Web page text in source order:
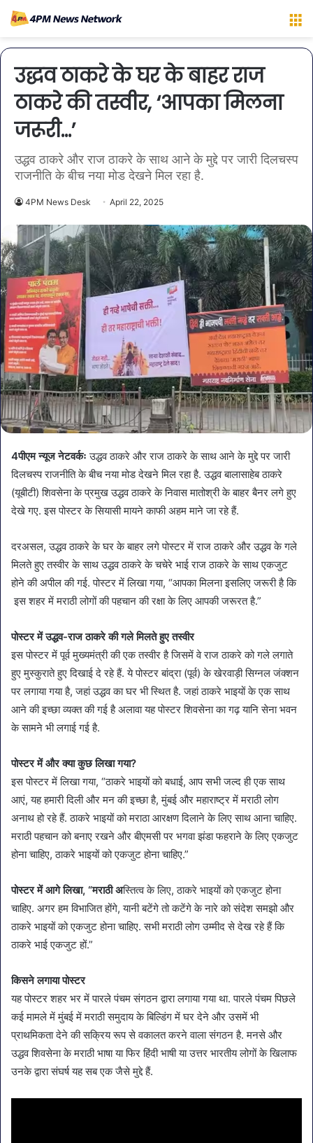
उद्धव ठाकरे के घर के बाहर राज
ठाकरे की तस्वीर, ‘आपका मिलना
जरूरी…’
उद्धव ठाकरे और राज ठाकरे के साथ आने के मुद्दे पर जारी दिलचस्प
राजनीति के बीच नया मोड देखने मिल रहा है.
4PM News Desk April 22, 2025
4पीएम न्यूज नेटवर्कः उद्धव ठाकरे और राज ठाकरे के साथ आने के मुद्दे पर जारी
दिलचस्प राजनीति के बीच नया मोड देखने मिल रहा है. उद्धव बालासाहेब ठाकरे
(यूबीटी) शिवसेना के प्रमुख उद्धव ठाकरे के निवास मातोश्री के बाहर बैनर लगे हुए
देखे गए. इस पोस्टर के सियासी मायने काफी अहम माने जा रहे हैं.
दरअसल, उद्धव ठाकरे के घर के बाहर लगे पोस्टर में राज ठाकरे और उद्धव के गले
मिलते हुए तस्वीर के साथ उद्धव ठाकरे के चचेरे भाई राज ठाकरे के साथ एकजुट
होने की अपील की गई. पोस्टर में लिखा गया, “आपका मिलना इसलिए जरूरी है कि
इस शहर में मराठी लोगों की पहचान की रक्षा के लिए आपकी जरूरत है.”
पोस्टर में उद्धव-राज ठाकरे की गले मिलते हुए तस्वीर
इस पोस्टर में पूर्व मुख्यमंत्री की एक तस्वीर है जिसमें वे राज ठाकरे को गले लगाते
हुए मुस्कुराते हुए दिखाई दे रहे हैं. ये पोस्टर बांद्रा (पूर्व) के खेरवाड़ी सिग्नल जंक्शन
पर लगाया गया है, जहां उद्धव का घर भी स्थित है. जहां ठाकरे भाइयों के एक साथ
आने की इच्छा व्यक्त की गई है अलावा यह पोस्टर शिवसेना का गढ़ यानि सेना भवन
के सामने भी लगाई गई है.
पोस्टर में और क्या कुछ लिखा गया?
इस पोस्टर में लिखा गया, “ठाकरे भाइयों को बधाई, आप सभी जल्द ही एक साथ
आएं, यह हमारी दिली और मन की इच्छा है, मुंबई और महाराष्ट्र में मराठी लोग
अनाथ हो रहे हैं. ठाकरे भाइयों को मराठा आरक्षण दिलाने के लिए साथ आना चाहिए.
मराठी पहचान को बनाए रखने और बीएमसी पर भगवा झंडा फहराने के लिए एकजुट
होना चाहिए, ठाकरे भाइयों को एकजुट होना चाहिए.”
पोस्टर में आगे लिखा, “मराठी अस्तित्व के लिए, ठाकरे भाइयों को एकजुट होना
चाहिए. अगर हम विभाजित होंगे, यानी बटेंगे तो कटेंगे के नारे को संदेश समझो और
ठाकरे भाइयों को एकजुट होना चाहिए. सभी मराठी लोग उम्मीद से देख रहे हैं कि
ठाकरे भाई एकजुट हों.”
किसने लगाया पोस्टर
यह पोस्टर शहर भर में पारले पंचम संगठन द्वारा लगाया गया था. पारले पंचम पिछले
कई मामले में मुंबई में मराठी समुदाय के बिल्डिंग में घर देने और उसमें भी
प्राथमिकता देने की सक्रिय रूप से वकालत करने वाला संगठन है. मनसे और
उद्धव शिवसेना के मराठी भाषा या फिर हिंदी भाषी या उत्तर भारतीय लोगों के खिलाफ
उनके द्वारा संघर्ष यह सब एक जैसे मुद्दे हैं.